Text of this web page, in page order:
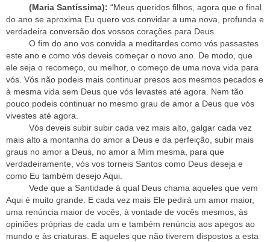
(Maria Santíssima): “Meus queridos filhos, agora que o final
do ano se aproxima Eu quero vos convidar a uma nova, profunda e
verdadeira conversão dos vossos corações para Deus.
O fim do ano vos convida a meditardes como vós passastes
este ano e como vós deveis começar o novo ano. De modo, que
ele seja o recomeço, ou melhor, o começo de uma nova vida para
vós. Vós não podeis mais continuar presos aos mesmos pecados e
à mesma vida sem Deus que vós levastes até agora. Nem tão
pouco podeis continuar no mesmo grau de amor a Deus que vós
vivestes até agora.
Vós deveis subir subir cada vez mais alto, galgar cada vez
mais alto a montanha do amor a Deus e da perfeição, subir mais
graus no amor a Deus, no amor a Mim mesma, para que
verdadeiramente, vós vos torneis Santos como Deus deseja e
como Eu também desejo Aqui.
Vede que a Santidade à qual Deus chama aqueles que vem
Aqui é muito grande. E cada vez mais Ele pedirá um amor maior,
uma renúncia maior de vocês, à vontade de vocês mesmos, às
opiniões próprias de cada um e também renúncia aos apegos ao
mundo e às criaturas. E aqueles que não tiverem dispostos a esta